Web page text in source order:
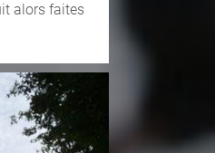
alors faites